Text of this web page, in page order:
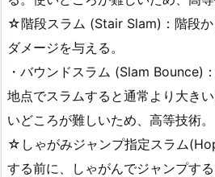
☆階段スラム (Stair Slam)：階段
ダメージを与える。
・バウンドスラム (Slam Bounce)
地点でスラムすると通常より大き
いどころが難しいため、高等技術。
☆しゃがみジャンプ指定スラム
する前に、しゃがんでジャンプす